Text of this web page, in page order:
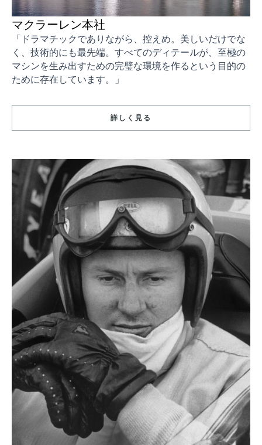
マクラーレン本社
「ドラマチックでありながら、控えめ。美しいだけでな
く、技術的にも最先端。すべてのディテールが、至極の
マシンを生み出すための完璧な環境を作るという目的の
ために存在しています。」
詳しく見る